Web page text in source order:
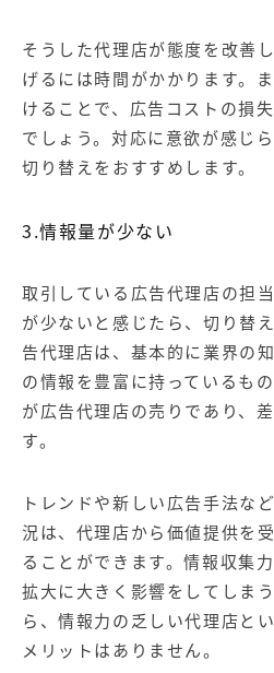
そうした代理店が態度を改善
げるには時間がかかります。
けることで、広告コストの損
でしょう。対応に意欲が感じ
切り替えをおすすめします。
3.情報量が少ない
取引している広告代理店の担
が少ないと感じたら、切り替
告代理店は、基本的に業界の
の情報を豊富に持っているも
が広告代理店の売りであり、
す。
トレンドや新しい広告手法な
況は、代理店から価値提供を
ることができます。情報収集
拡大に大きく影響をしてしま
ら、情報力の乏しい代理店と
メリットはありません。